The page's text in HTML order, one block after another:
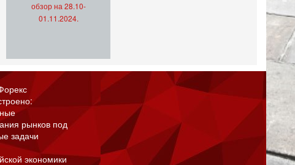
обзор на 28.10-
01.11.2024.
рынков под
задачи
экономики